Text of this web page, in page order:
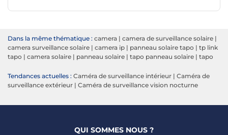
Dans la même thématique : camera | camera de surveillance solaire |
camera surveillance solaire | camera ip | panneau solaire tapo | tp link
tapo | camera solaire | panneau solaire | tapo panneau solaire | tapo
Tendances actuelles : Caméra de surveillance intérieur | Caméra de
surveillance extérieur | Caméra de surveillance vision nocturne
QUI SOMMES NOUS ?